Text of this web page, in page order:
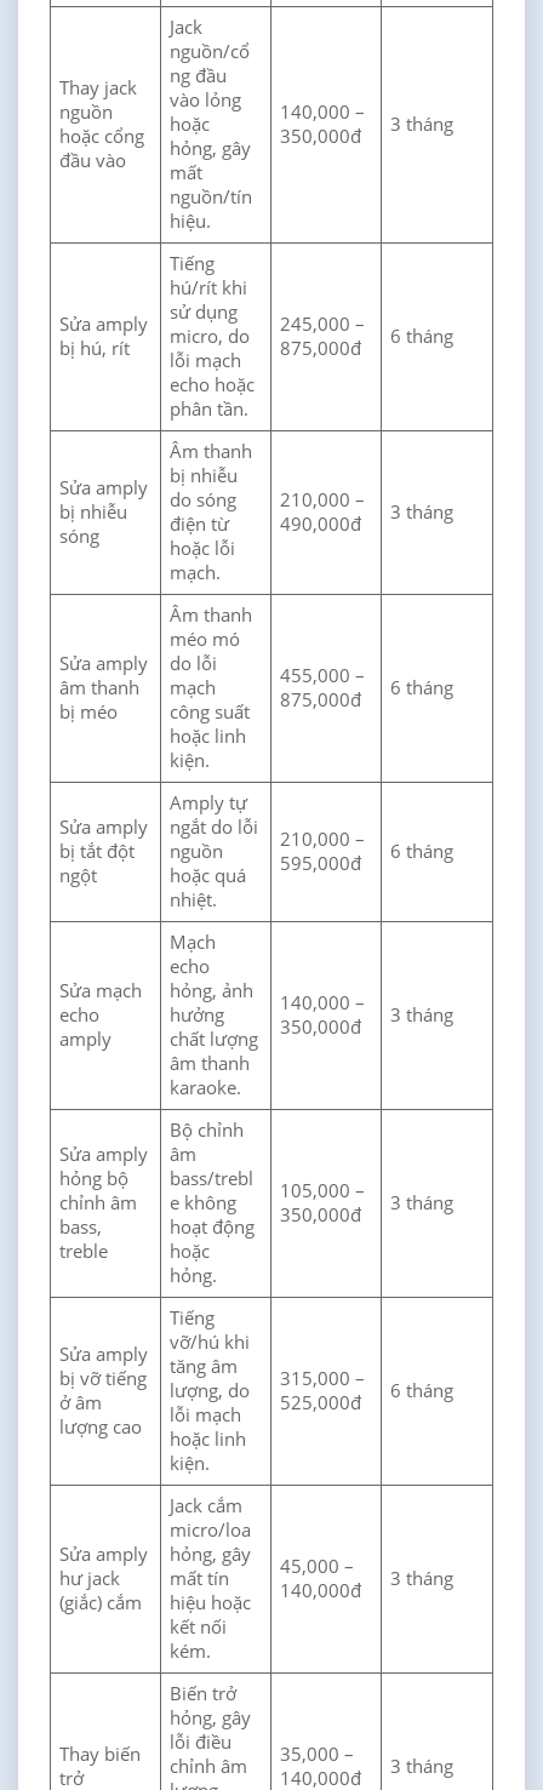
Thay jack
nguồn
hoặc cổng
đầu vào
Jack
nguồn/cổ
ng đầu
vào lỏng
hoặc
hỏng, gây
mất
nguồn/tín
hiệu.
140,000 –
350,000đ
3 tháng
Sửa amply
bị hú, rít
Tiếng
hú/rít khi
sử dụng
micro, do
lỗi mạch
echo hoặc
phân tần.
245,000 –
875,000đ
6 tháng
Sửa amply
bị nhiễu
sóng
Âm thanh
bị nhiễu
do sóng
điện từ
hoặc lỗi
mạch.
210,000 –
490,000đ
3 tháng
Sửa amply
âm thanh
bị méo
Âm thanh
méo mó
do lỗi
mạch
công suất
hoặc linh
kiện.
455,000 –
875,000đ
6 tháng
Sửa amply
bị tắt đột
ngột
Amply tự
ngắt do lỗi
nguồn
hoặc quá
nhiệt.
210,000 –
595,000đ
6 tháng
Sửa mạch
echo
amply
Mạch
echo
hỏng, ảnh
hưởng
chất lượng
âm thanh
karaoke.
140,000 –
350,000đ
3 tháng
Sửa amply
hỏng bộ
chỉnh âm
bass,
treble
Bộ chỉnh
âm
bass/trebl
e không
hoạt động
hoặc
hỏng.
105,000 –
350,000đ
3 tháng
Sửa amply
bị vỡ tiếng
ở âm
lượng cao
Tiếng
vỡ/hú khi
tăng âm
lượng, do
lỗi mạch
hoặc linh
kiện.
315,000 –
525,000đ
6 tháng
Sửa amply
hư jack
(giắc) cắm
Jack cắm
micro/loa
hỏng, gây
mất tín
hiệu hoặc
kết nối
kém.
45,000 –
140,000đ
3 tháng
Thay biến
trở
Biến trở
hỏng, gây
lỗi điều
chỉnh âm
35,000 –
140,000đ
3 tháng